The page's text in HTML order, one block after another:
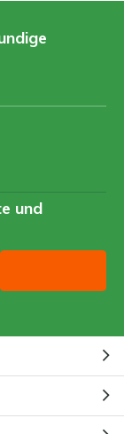
und